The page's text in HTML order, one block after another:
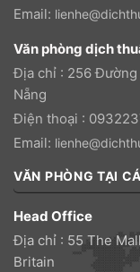
Email:
Văn phòng dịch
Địa chỉ : 256 Đường
Nẵng
Điện thoại :
Email:
VĂN PHÒNG TẠI
Head Office
Địa chỉ : 55 The
Britain